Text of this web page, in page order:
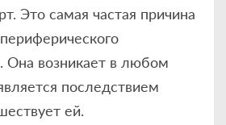
Это самая частая причина
Она возникает в любом
последствием
ей.